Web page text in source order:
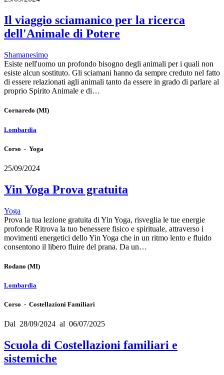
Il viaggio sciamanico per la ricerca
dell'Animale di Potere
Shamanesimo
Esiste nell'uomo un profondo bisogno degli animali per i quali non
esiste alcun sostituto. Gli sciamani hanno da sempre creduto nel fatto
di essere relazionati agli animali tanto da essere in grado di parlare al
proprio Spirito Animale e di…
Cornaredo (MI)
Lombardia
Corso - Yoga
25/09/2024
Yin Yoga Prova gratuita
Yoga
Prova la tua lezione gratuita di Yin Yoga, risveglia le tue energie
profonde Ritrova la tuo benessere fisico e spirituale, attraverso i
movimenti energetici dello Yin Yoga che in un ritmo lento e fluido
consentono il libero fluire del prana. Da un…
Rodano (MI)
Lombardia
Corso - Costellazioni Familiari
Dal 28/09/2024 al 06/07/2025
Scuola di Costellazioni familiari e
sistemiche